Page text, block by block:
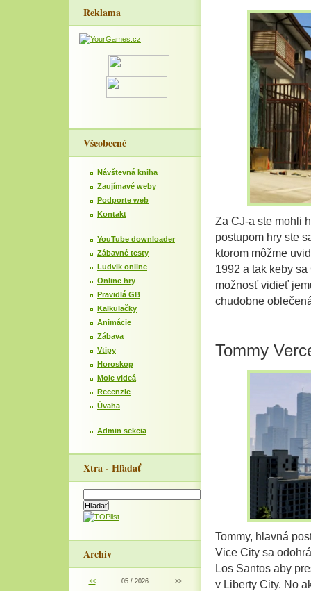
Reklama
Všeobecné
Návštevná kniha
Zaujímavé weby
Podporte web
Kontakt
YouTube downloader
Zábavné testy
Ludvik online
Online hry
Pravidlá GB
Kalkulačky
Animácie
Zábava
Vtipy
Horoskop
Moje videá
Recenzie
Úvaha
Admin sekcia
Xtra - Hľadať
Archiv
<< 05 / 2026 >>
Za CJ-a ste mohli
postupom hry ste
ktorom môžme
1992 a tak keby
možnosť vidieť
chudobne
Tommy
Tommy, hlavná
Vice City sa
Los Santos aby
v Liberty City. No